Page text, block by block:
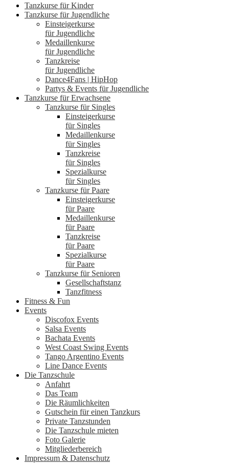
Tanzkurse für Kinder
Tanzkurse für Jugendliche
Einsteigerkurse
für Jugendliche
Medaillenkurse
für Jugendliche
Tanzkreise
für Jugendliche
Dance4Fans | HipHop
Partys & Events für Jugendliche
Tanzkurse für Erwachsene
Tanzkurse für Singles
Einsteigerkurse
für Singles
Medaillenkurse
für Singles
Tanzkreise
für Singles
Spezialkurse
für Singles
Tanzkurse für Paare
Einsteigerkurse
für Paare
Medaillenkurse
für Paare
Tanzkreise
für Paare
Spezialkurse
für Paare
Tanzkurse für Senioren
Gesellschaftstanz
Tanzfitness
Fitness & Fun
Events
Discofox Events
Salsa Events
Bachata Events
West Coast Swing Events
Tango Argentino Events
Line Dance Events
Die Tanzschule
Anfahrt
Das Team
Die Räumlichkeiten
Gutschein für einen Tanzkurs
Private Tanzstunden
Die Tanzschule mieten
Foto Galerie
Mitgliederbereich
Impressum & Datenschutz